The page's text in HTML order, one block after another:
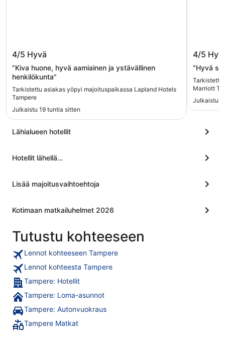
Lapland Hotels Tampere
4/5 Hyvä
"Kiva huone, hyvä aamiainen ja ystävällinen
henkilökunta"
Tarkistettu asiakas yöpyi majoituspaikassa Lapland Hotels
Tampere
Julkaistu 19 tuntia sitten
4/5
"Hyvä
Tarkistettu
Marriott
Julkaistu 1
Lähialueen hotellit
Hotellit lähellä…
Lisää majoitusvaihtoehtoja
Kotimaan matkailuhelmet 2026
Tutustu kohteeseen
Lennot kohteeseen Tampere
Lennot kohteesta Tampere
Tampere: Hotellit
Tampere: Loma-asunnot
Tampere: Autonvuokraus
Tampere Matkat